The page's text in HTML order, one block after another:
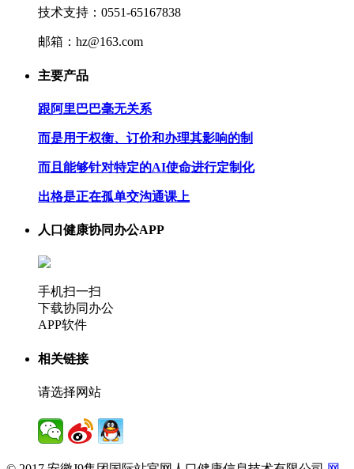
技术支持：0551-65167838
邮箱：hz@163.com
主要产品
跟阿里巴巴毫无关系
而是用于权衡、订价和办理其影响的制
而且能够针对特定的AI使命进行定制化
出格是正在孤单交沟通课上
人口健康协同办公APP
手机扫一扫
下载协同办公
APP软件
相关链接
请选择网站